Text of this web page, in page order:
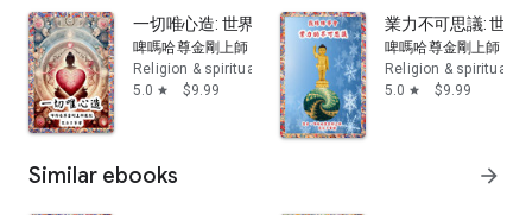
操)生紀多傑
法王於2010年 11月2日從尼泊爾派專
壽佛像一尊、(2) 依怙主夏札(戚操) 生紀多傑法王著作3函、(3)
佛塔一尊，分別作為「佛身、佛語、
佛意」之「加持」。之後夏
札法王再於2010年11月15日托人
帶來賜贈之「兩套鈴杵、甘露
丸一瓶、很多加持法物 」予
移喜泰賢及啤嗎哈尊
師。(註：依怙主
戚操) 生紀多傑法王，為當今世上唯一有
C. 因對慈善公益事業作出的努力，
金剛上師得到社會的
一切唯心造: 世界萬物及眾生存在的奧秘
啤嗎哈尊金剛上師
Religion & spirituality
5.0 star $9.99
業力不可思議: 世界
啤嗎哈尊金剛上師
Religion & spirituality
5.0 star $9.99
Similar ebooks arrow_forward